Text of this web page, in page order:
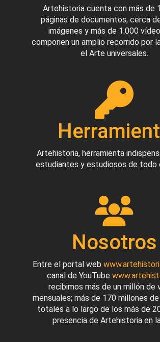
Artehistoria cuenta con más de
páginas de documentos, cerca
imágenes y más de 1.000
componen un amplio recorrido por
el Arte universales.
Artehistoria, herramienta
estudiantes y estudiosos de todo
Nosotros
Entre el portal web
canal de YouTube
recibimos más de un millón de
mensuales; más de 170 millones
totales a lo largo de los más de
presencia de Artehistoria en